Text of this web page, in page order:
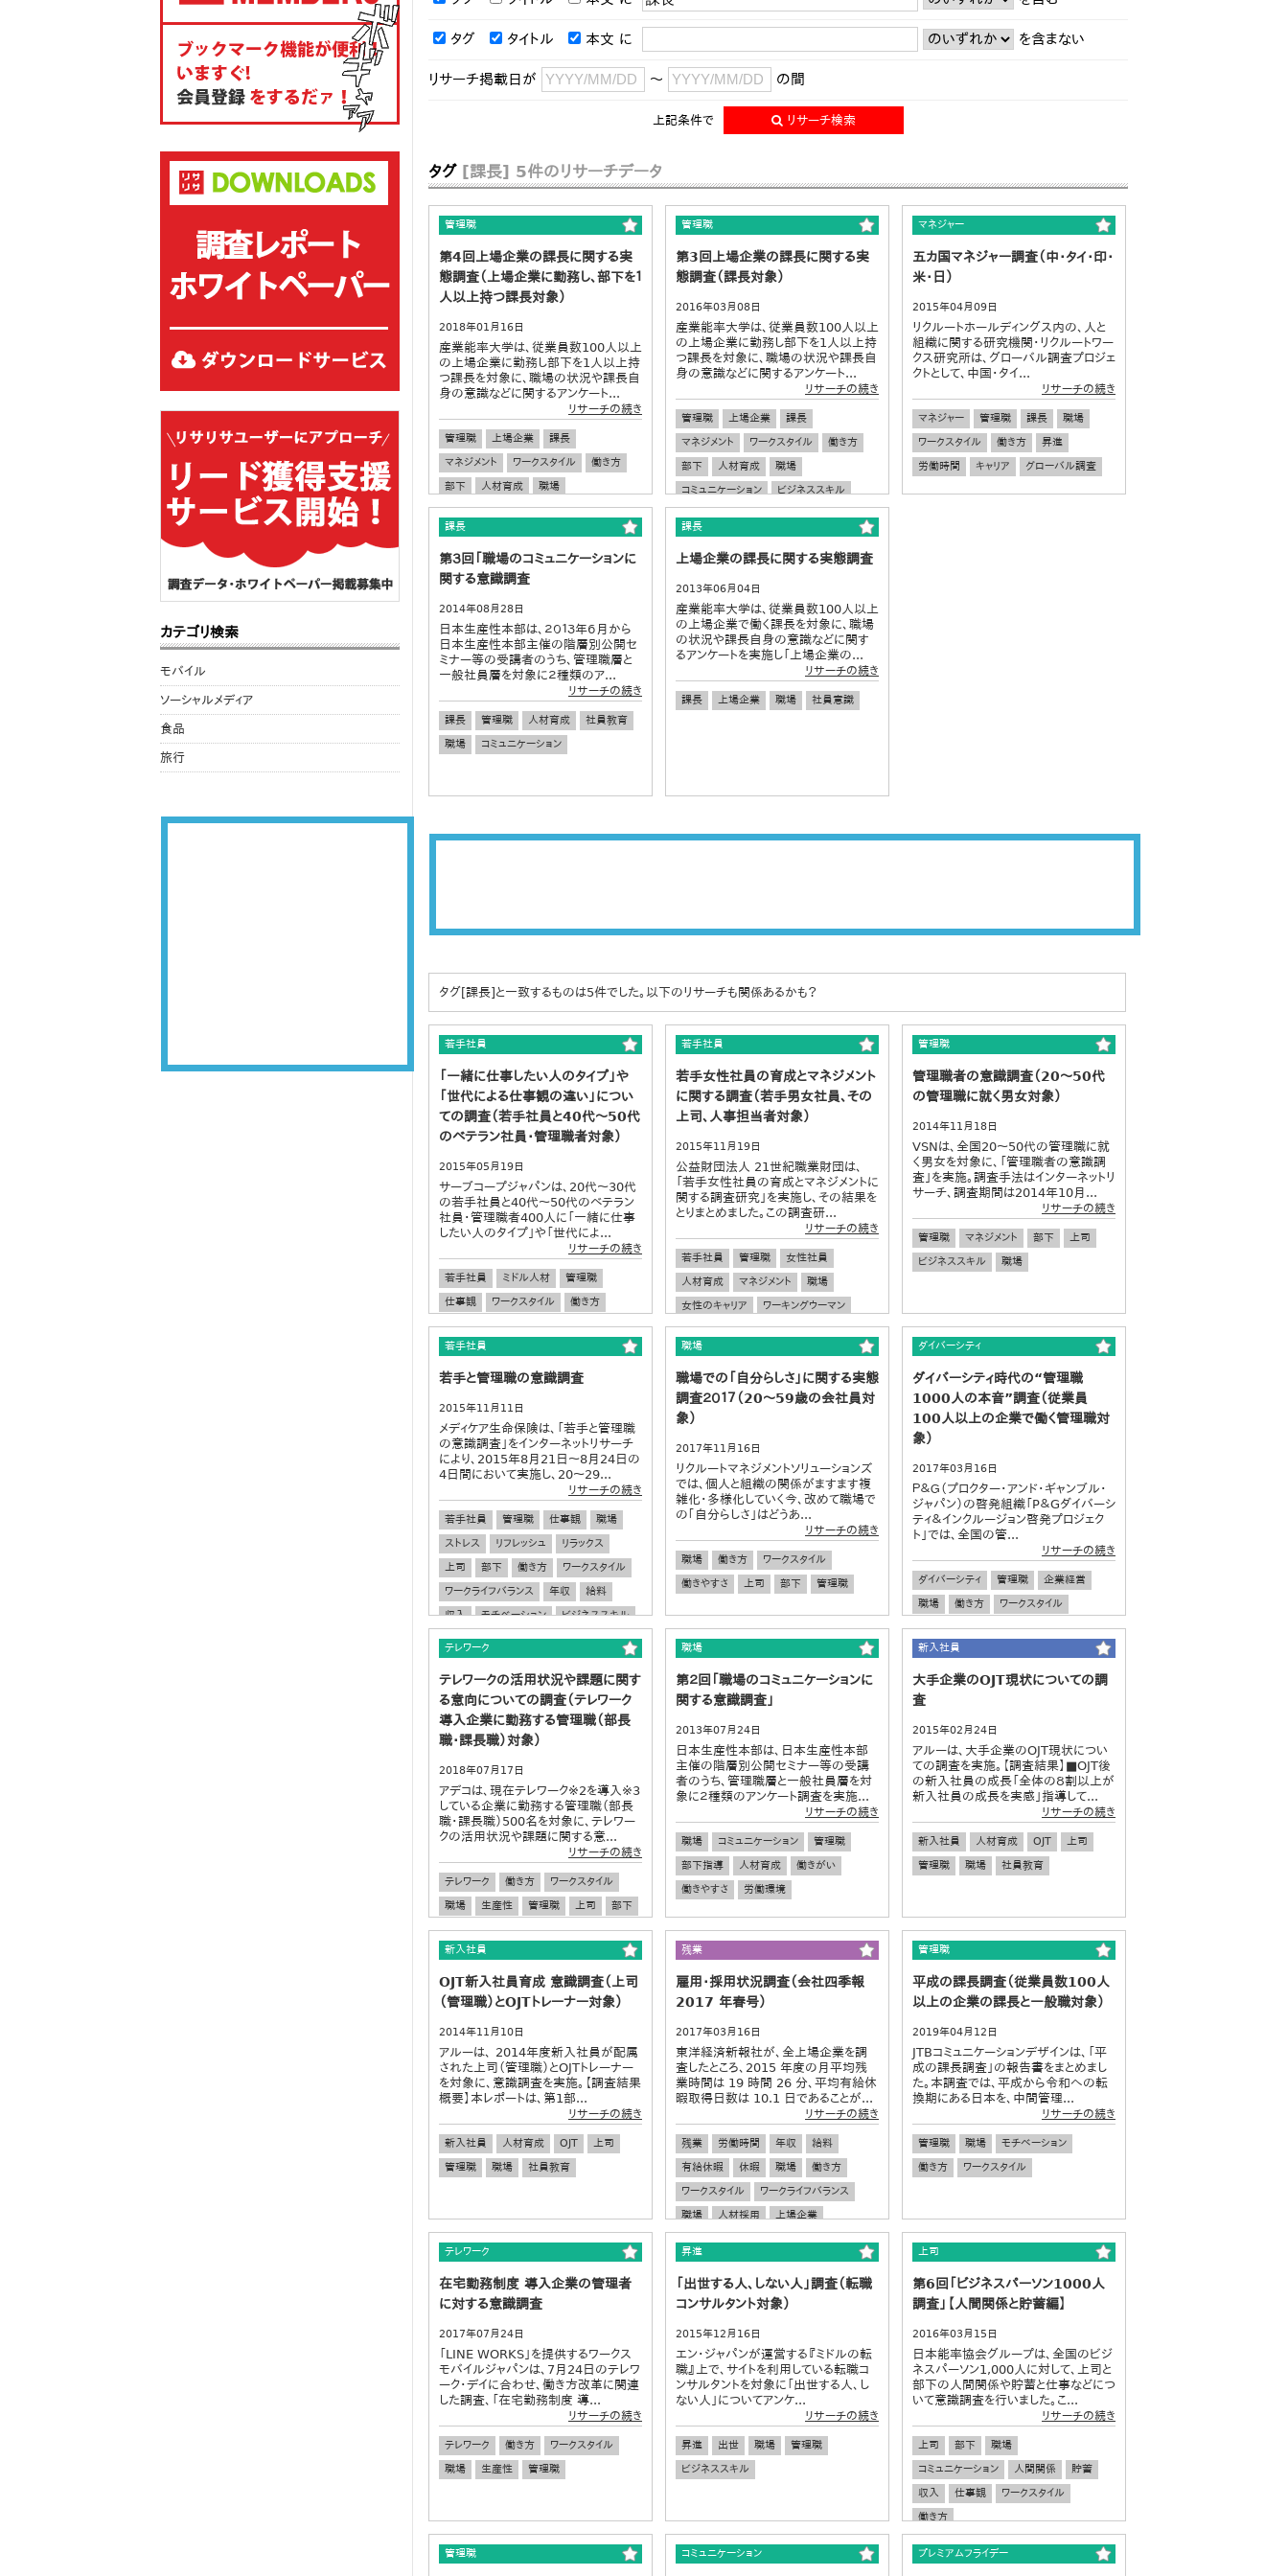
タグ タイトル 本文 に を含まない
リサーチ掲載日が ～ の間
上記条件で リサーチ検索
タグ [課長] 5件のリサーチデータ
管理職
第4回上場企業の課長に関する実
態調査（上場企業に勤務し、部下を１
人以上持つ課長対象）
2018年01月16日
産業能率大学は、従業員数100人以上
の上場企業に勤務し部下を1人以上持
つ課長を対象に、職場の状況や課長自
身の意識などに関するアンケート...
リサーチの続き
管理職 上場企業
課長
マネジメント
ワークスタイル
働き方
部下
人材育成
職場
コミュニケーション
ビジネススキル
海外勤務
管理職
第3回上場企業の課長に関する実
態調査（課長対象）
2016年03月08日
産業能率大学は、従業員数100人以上
の上場企業に勤務し部下を1人以上持
つ課長を対象に、職場の状況や課長自
身の意識などに関するアンケート...
リサーチの続き
管理職 上場企業
課長
マネジメント
ワークスタイル
働き方
部下
人材育成
職場
コミュニケーション
ビジネススキル
マネジャー
五カ国マネジャー調査（中・タイ・印・
米・日）
2015年04月09日
リクルートホールディングス内の、人と
組織に関する研究機関・リクルートワー
クス研究所は、グローバル調査プロジェ
クトとして、中国・タイ...
リサーチの続き
マネジャー 管理職 課長
職場
ワークスタイル
働き方
昇進
労働時間
キャリア グローバル調査
課長
第３回「職場のコミュニケーションに
関する意識調査
2014年08月28日
日本生産性本部は、２０１３年６月から
日本生産性本部主催の階層別公開セ
ミナー等の受講者のうち、管理職層と
一般社員層を対象に２種類のア...
リサーチの続き
課長 管理職 人材育成
社員教育
職場
コミュニケーション
課長
上場企業の課長に関する実態調査
2013年06月04日
産業能率大学は、従業員数100人以上
の上場企業で働く課長を対象に、職場
の状況や課長自身の意識などに関す
るアンケートを実施し「上場企業の...
リサーチの続き
課長 上場企業 職場 社員意識
タグ[課長]と一致するものは5件でした。以下のリサーチも関係あるかも？
若手社員
「一緒に仕事したい人のタイプ」や
「世代による仕事観の違い」につい
ての調査（若手社員と40代～50代
のベテラン社員・管理職者対象）
2015年05月19日
サーブコープジャパンは、20代～30代
の若手社員と40代～50代のベテラン
社員・管理職者400人に「一緒に仕事
したい人のタイプ」や「世代によ...
リサーチの続き
若手社員 ミドル人材
管理職
仕事観
ワークスタイル
働き方
職場
上司
部下
コミュニケーション
若手社員
若手女性社員の育成とマネジメント
に関する調査（若手男女社員、その
上司、人事担当者対象）
2015年11月19日
公益財団法人 21世紀職業財団は、
「若手女性社員の育成とマネジメントに
関する調査研究」を実施し、その結果を
とりまとめました。この調査研...
リサーチの続き
若手社員 管理職
女性社員
人材育成
マネジメント
職場
女性のキャリア
ワーキングウーマン
有職女性
上司 部下 仕事観
管理職
管理職者の意識調査（20～50代
の管理職に就く男女対象）
2014年11月18日
VSNは、全国20～50代の管理職に就
く男女を対象に、「管理職者の意識調
査」を実施。調査手法はインターネットリ
サーチ、調査期間は2014年10月...
リサーチの続き
管理職 マネジメント 部下
上司
ビジネススキル
職場
若手社員
若手と管理職の意識調査
2015年11月11日
メディケア生命保険は、「若手と管理職
の意識調査」をインターネットリサーチ
により、2015年8月21日～8月24日の
4日間において実施し、20～29...
リサーチの続き
若手社員 管理職 仕事観
職場
ストレス
リフレッシュ
リラックス
上司
部下 働き方
ワークスタイル
ワークライフバランス
年収
給料
収入
モチベーション
ビジネススキル
スキルアップ
職場
職場での「自分らしさ」に関する実態
調査２０１７（20～59歳の会社員対
象）
2017年11月16日
リクルートマネジメントソリューションズ
では、個人と組織の関係がますます複
雑化・多様化していく今、改めて職場で
の｢自分らしさ｣はどうあ...
リサーチの続き
職場 働き方
ワークスタイル
働きやすさ
上司 部下 管理職
ダイバーシティ
ダイバーシティ時代の“管理職
1000人の本音”調査（従業員
100人以上の企業で働く管理職対
象）
2017年03月16日
Ｐ＆Ｇ（プロクター・アンド・ギャンブル・
ジャパン）の啓発組織「P＆Gダイバーシ
ティ＆インクルージョン啓発プロジェク
ト」では、全国の管...
リサーチの続き
ダイバーシティ 管理職
企業経営
職場
働き方
ワークスタイル
マネジメント
テレワーク
テレワークの活用状況や課題に関す
る意向についての調査（テレワーク
導入企業に勤務する管理職（部長
職・課長職）対象）
2018年07月17日
アデコは、現在テレワーク※2を導入※3
している企業に勤務する管理職（部長
職・課長職）500名を対象に、テレワー
クの活用状況や課題に関する意...
リサーチの続き
テレワーク 働き方
ワークスタイル
職場
生産性 管理職 上司 部下
職場
第２回「職場のコミュニケーションに
関する意識調査」
2013年07月24日
日本生産性本部は、日本生産性本部
主催の階層別公開セミナー等の受講
者のうち、管理職層と一般社員層を対
象に２種類のアンケート調査を実施...
リサーチの続き
職場 コミュニケーション
管理職
部下指導
人材育成
働きがい
働きやすさ
労働環境
新入社員
大手企業のOJT現状についての調
査
2015年02月24日
アルーは、大手企業のOJT現状につい
ての調査を実施。【調査結果】■OJT後
の新入社員の成長「全体の８割以上が
新入社員の成長を実感」指導して...
リサーチの続き
新入社員 人材育成 OJT
上司
管理職
職場 社員教育
新入社員
OJT新入社員育成 意識調査（上司
（管理職）とOJTトレーナー対象）
2014年11月10日
アルーは、 2014年度新入社員が配属
された上司（管理職）とOJTトレーナー
を対象に、意識調査を実施。【調査結果
概要】本レポートは、第1部...
リサーチの続き
新入社員 人材育成 OJT
上司
管理職
職場 社員教育
残業
雇用・採用状況調査（会社四季報
2017 年春号）
2017年03月16日
東洋経済新報社が、全上場企業を調
査したところ、2015 年度の月平均残
業時間は 19 時間 26 分、平均有給休
暇取得日数は 10.1 日であることが...
リサーチの続き
残業 労働時間 年収
給料
有給休暇
休暇 職場
働き方
ワークスタイル
ワークライフバランス
職場
人材採用 上場企業
管理職
平成の課長調査（従業員数100人
以上の企業の課長と一般職対象）
2019年04月12日
JTBコミュニケーションデザインは、「平
成の課長調査」の報告書をまとめまし
た。本調査では、平成から令和への転
換期にある日本を、中間管理...
リサーチの続き
管理職 職場
モチベーション
働き方
ワークスタイル
テレワーク
在宅勤務制度 導入企業の管理者
に対する意識調査
2017年07月24日
「LINE WORKS」を提供するワークス
モバイルジャパンは、7月24日のテレワ
ーク・デイに合わせ、働き方改革に関連
した調査、「在宅勤務制度 導...
リサーチの続き
テレワーク 働き方
ワークスタイル
職場
生産性 管理職
昇進
「出世する人、しない人」調査（転職
コンサルタント対象）
2015年12月16日
エン・ジャパンが運営する『ミドルの転
職』上で、サイトを利用している転職コ
ンサルタントを対象に「出世する人、し
ない人」についてアンケ...
リサーチの続き
昇進 出世 職場
管理職
ビジネススキル
上司
第6回「ビジネスパーソン1000人
調査」【人間関係と貯蓄編】
2016年03月15日
日本能率協会グループは、全国のビジ
ネスパーソン1,000人に対して、上司と
部下の人間関係や貯蓄と仕事などにつ
いて意識調査を行いました。こ...
リサーチの続き
上司 部下
職場
コミュニケーション
人間関係
貯蓄
収入
仕事観
ワークスタイル
働き方
管理職 コミュニケーション プレミアムフライデー
カテゴリ検索
モバイル
ソーシャルメディア
食品
旅行